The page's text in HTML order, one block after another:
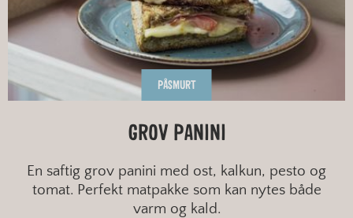
PÅSMURT
GROV PANINI
En saftig grov panini med ost, kalkun, pesto og
tomat. Perfekt matpakke som kan nytes både
varm og kald.